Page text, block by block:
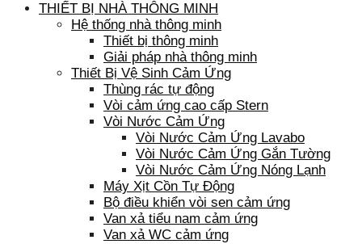
THIẾT BỊ NHÀ THÔNG MINH
Hệ thống nhà thông minh
Thiết bị thông minh
Giải pháp nhà thông minh
Thiết Bị Vệ Sinh Cảm Ứng
Thùng rác tự động
Vòi cảm ứng cao cấp Stern
Vòi Nước Cảm Ứng
Vòi Nước Cảm Ứng Lavabo
Vòi Nước Cảm Ứng Gắn Tường
Vòi Nước Cảm Ứng Nóng Lạnh
Máy Xịt Cồn Tự Động
Bộ điều khiển vòi sen cảm ứng
Van xả tiểu nam cảm ứng
Van xả WC cảm ứng